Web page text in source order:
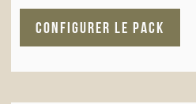
CONFIGURER LE PACK